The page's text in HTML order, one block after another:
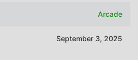
Arcade
September 3, 2025